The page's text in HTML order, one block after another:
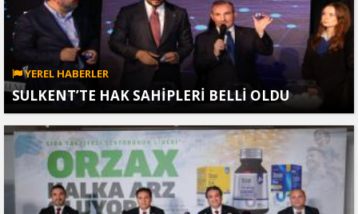
YEREL HABERLER
SULKENT’TE HAK SAHİPLERİ BELLİ OLDU